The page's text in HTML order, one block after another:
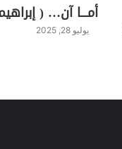
أمـــا آن… (
يوليو 28, 2025